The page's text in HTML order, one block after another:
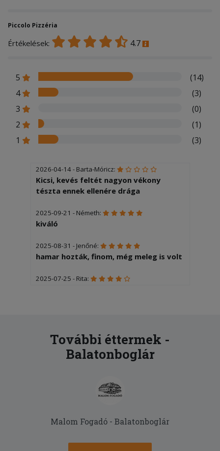
Piccolo Pizzéria
Értékelések: 4.7
5
(14)
4
(3)
3
(0)
2
(1)
1
(3)
2026-04-14 - Barta-Móricz:
Kicsi, kevés feltét nagyon vékony
tészta ennek ellenére drága
2025-09-21 - Németh:
kiváló
2025-08-31 - Jenőné:
hamar hozták, finom, még meleg is volt
2025-07-25 - Rita:
Gyorsan kiszállították a rendelést, az
étel nagyon finom volt!
2025-06-18 - Zoltánné:
gyors, pontos szálítá s finom
További éttermek -
Balatonboglár
Malom Fogadó - Balatonboglár